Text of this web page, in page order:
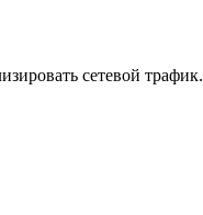
сетевой трафик.